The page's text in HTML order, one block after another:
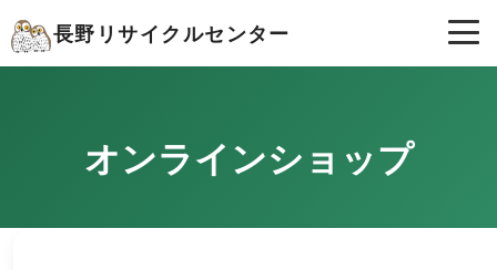
長野リサイクルセンター
オンラインショップ